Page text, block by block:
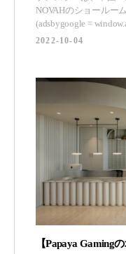
NOVAHのショールー
(adsbygoogle =
の展示場は、設計当
2022-10-04
【Papaya Gaming